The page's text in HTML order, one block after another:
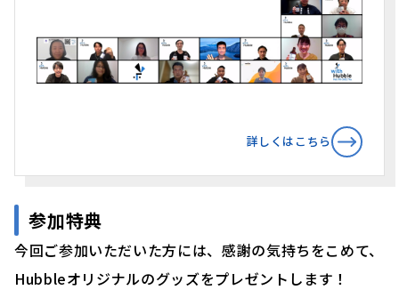
詳しくはこちら
参加特典
今回ご参加いただいた方には、感謝の気持ちをこめて、
Hubbleオリジナルのグッズをプレゼントします！